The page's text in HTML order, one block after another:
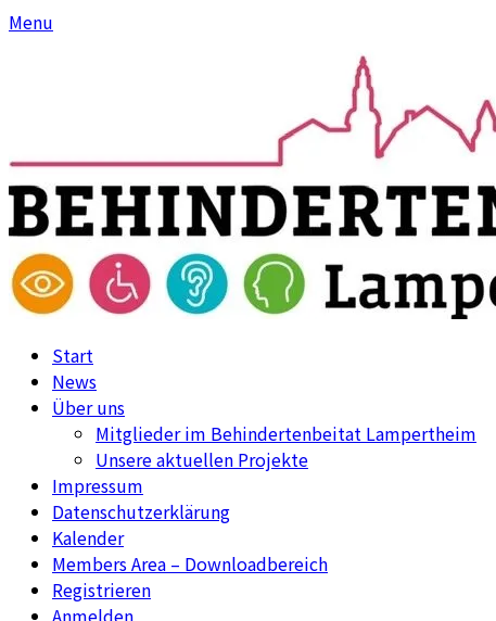
Skip
Skip
Menu
Start
News
Über uns
Mitglieder im Behindertenbeitat Lampertheim
Unsere aktuellen Projekte
Impressum
Datenschutzerklärung
Kalender
Members Area – Downloadbereich
Registrieren
Anmelden